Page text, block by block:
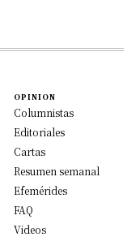
OPINION
Columnistas
Editoriales
Cartas
Resumen semanal
Efemérides
FAQ
Videos